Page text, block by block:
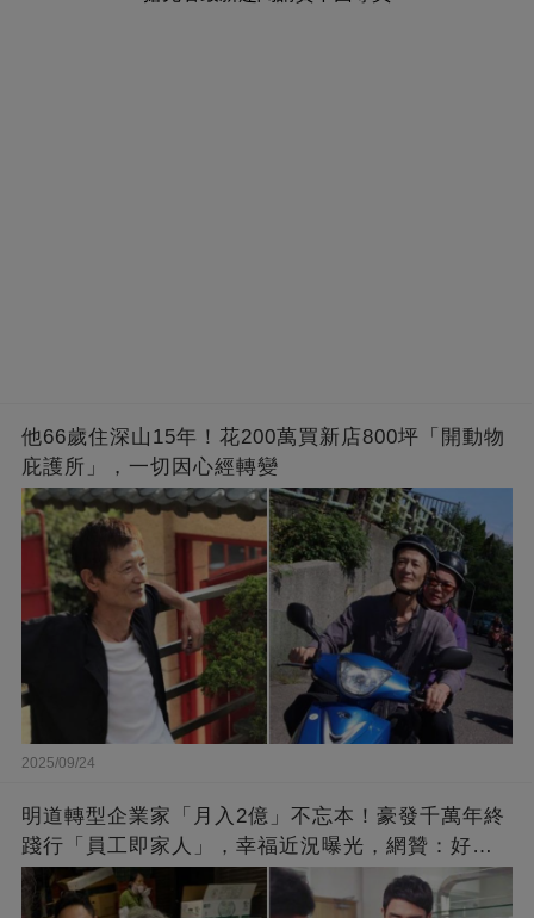
他66歲住深山15年！花200萬買新店800坪「開動物
庇護所」，一切因心經轉變
2025/09/24
明道轉型企業家「月入2億」不忘本！豪發千萬年終
踐行「員工即家人」，幸福近況曝光，網贊：好老
闆的福報